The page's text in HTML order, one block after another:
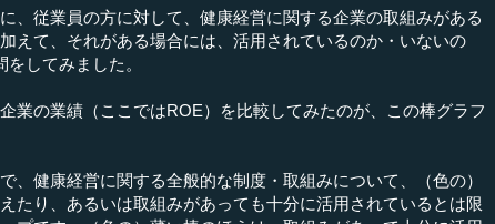
、従業員の方に対して、健康経営に関する企業の取組みがある
えて、それがある場合には、活用されているのか・いないの
してみました。
業の業績（ここではROE）を比較してみたのが、この棒グラフ
、健康経営に関する全般的な制度・取組みについて、（色の）
たり、あるいは取組みがあっても十分に活用されているとは限